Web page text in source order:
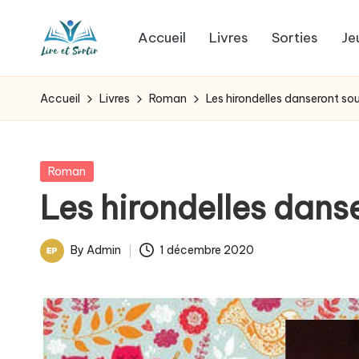
L
i
e
e
t
o
livres
pour
les
goûts,
des
pour
les
jours.
Accueil Livres Sorties
Accueil Livres Roman Les hirondelles danseront
Posted
Roman
Les hirondelles
Posted
By Admin 1 décembre 2020